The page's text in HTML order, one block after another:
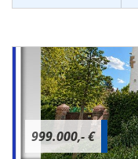
999.000,- €